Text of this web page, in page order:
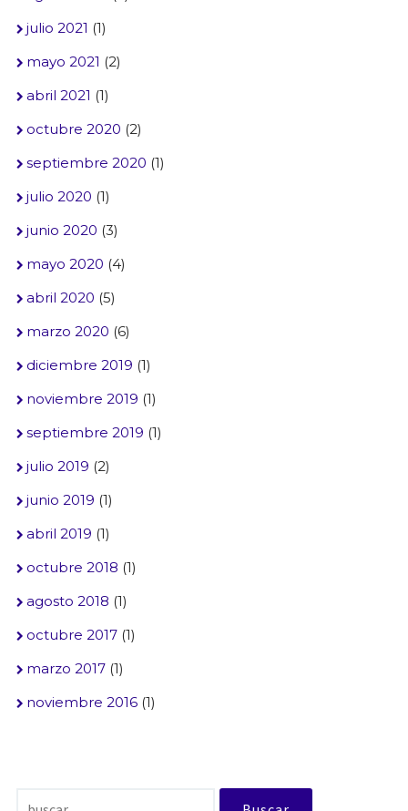
julio 2021 (1)
mayo 2021 (2)
abril 2021 (1)
octubre 2020 (2)
septiembre 2020 (1)
julio 2020 (1)
junio 2020 (3)
mayo 2020 (4)
abril 2020 (5)
marzo 2020 (6)
diciembre 2019 (1)
noviembre 2019 (1)
septiembre 2019 (1)
julio 2019 (2)
junio 2019 (1)
abril 2019 (1)
octubre 2018 (1)
agosto 2018 (1)
octubre 2017(1)
marzo 2017(1)
noviembre 2016(1)